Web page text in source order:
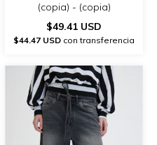
(copia) - (copia)
$49.41 USD
$44.47 USD con transferencia